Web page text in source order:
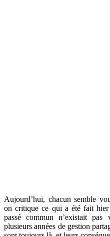
Aujourd’hui, chacun semble
on critique ce qui a été fait
passé commun n’existait
plusieurs années de gestion